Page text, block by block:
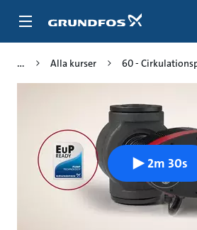
Alla kurser 60 -
2m 30s